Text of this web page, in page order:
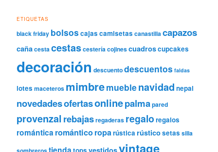
ETIQUETAS
black friday bolsos cajas camisetas canastillacapazos
cañacestacestascesteríacojinescuadroscupcakes
decoración descuentodescuentos faldas
lotes maceteros mimbremueblenavidad nepal
novedadesofertasonlinepalmapared
provenzalrebajasregaderas regalo regalos
romántica románticoroparústica rústicosetas silla
vintage